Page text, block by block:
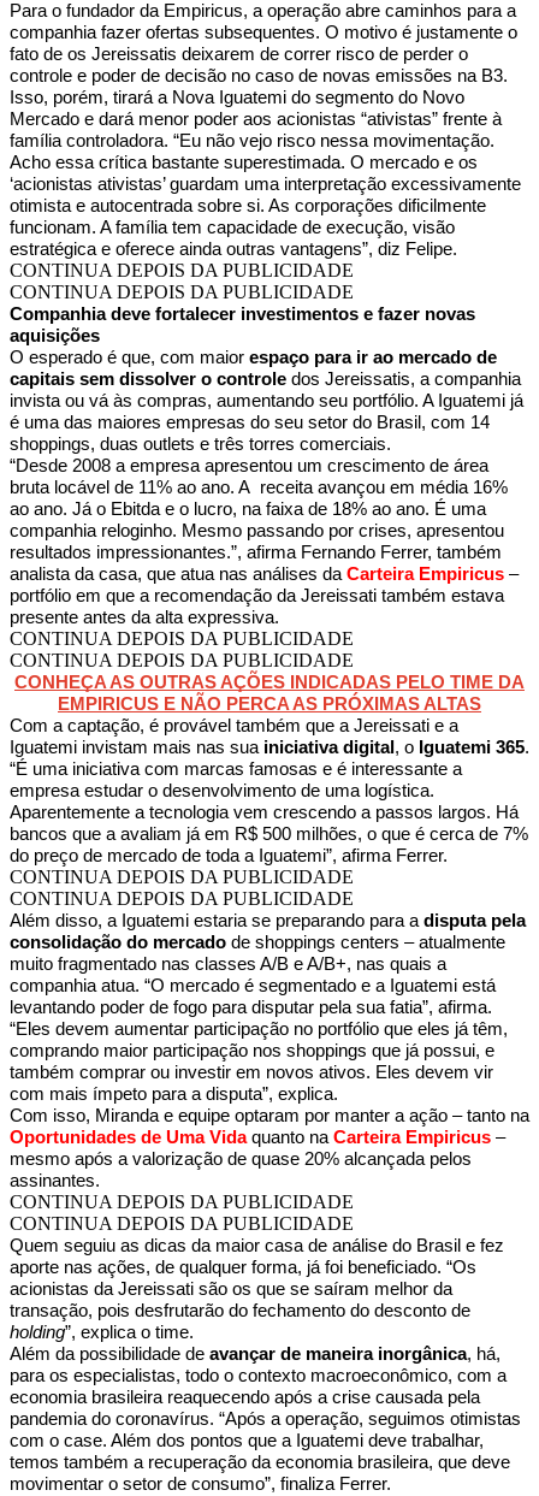
Para o fundador da Empiricus, a operação abre caminhos para a
companhia fazer ofertas subsequentes. O motivo é justamente o
fato de os Jereissatis deixarem de correr risco de perder o
controle e poder de decisão no caso de novas emissões na B3.
Isso, porém, tirará a Nova Iguatemi do segmento do Novo
Mercado e dará menor poder aos acionistas “ativistas” frente à
família controladora. “Eu não vejo risco nessa movimentação.
Acho essa crítica bastante superestimada. O mercado e os
‘acionistas ativistas’ guardam uma interpretação excessivamente
otimista e autocentrada sobre si. As corporações dificilmente
funcionam. A família tem capacidade de execução, visão
estratégica e oferece ainda outras vantagens”, diz Felipe.
CONTINUA DEPOIS DA PUBLICIDADE
CONTINUA DEPOIS DA PUBLICIDADE
Companhia deve fortalecer investimentos e fazer novas
aquisições
O esperado é que, com maior espaço para ir ao mercado de
capitais sem dissolver o controle dos Jereissatis, a companhia
invista ou vá às compras, aumentando seu portfólio. A Iguatemi já
é uma das maiores empresas do seu setor do Brasil, com 14
shoppings, duas outlets e três torres comerciais.
“Desde 2008 a empresa apresentou um crescimento de área
bruta locável de 11% ao ano. A receita avançou em média 16%
ao ano. Já o Ebitda e o lucro, na faixa de 18% ao ano. É uma
companhia reloginho. Mesmo passando por crises, apresentou
resultados impressionantes.”, afirma Fernando Ferrer, também
analista da casa, que atua nas análises da Carteira Empiricus –
portfólio em que a recomendação da Jereissati também estava
presente antes da alta expressiva.
CONTINUA DEPOIS DA PUBLICIDADE
CONTINUA DEPOIS DA PUBLICIDADE
CONHEÇA AS OUTRAS AÇÕES INDICADAS PELO TIME DA
EMPIRICUS E NÃO PERCA AS PRÓXIMAS ALTAS
Com a captação, é provável também que a Jereissati e a
Iguatemi invistam mais nas sua iniciativa digital , o Iguatemi 365.
“É uma iniciativa com marcas famosas e é interessante a
empresa estudar o desenvolvimento de uma logística.
Aparentemente a tecnologia vem crescendo a passos largos. Há
bancos que a avaliam já em R$ 500 milhões, o que é cerca de 7%
do preço de mercado de toda a Iguatemi”, afirma Ferrer.
CONTINUA DEPOIS DA PUBLICIDADE
CONTINUA DEPOIS DA PUBLICIDADE
Além disso, a Iguatemi estaria se preparando para a disputa pela
consolidação do mercado de shoppings centers – atualmente
muito fragmentado nas classes A/B e A/B+, nas quais a
companhia atua. “O mercado é segmentado e a Iguatemi está
levantando poder de fogo para disputar pela sua fatia”, afirma.
“Eles devem aumentar participação no portfólio que eles já têm,
comprando maior participação nos shoppings que já possui, e
também comprar ou investir em novos ativos. Eles devem vir
com mais ímpeto para a disputa”, explica.
Com isso, Miranda e equipe optaram por manter a ação – tanto na
Oportunidades de Uma Vidaquanto na Carteira Empiricus –
mesmo após a valorização de quase 20% alcançada pelos
assinantes.
CONTINUA DEPOIS DA PUBLICIDADE
CONTINUA DEPOIS DA PUBLICIDADE
Quem seguiu as dicas da maior casa de análise do Brasil e fez
aporte nas ações, de qualquer forma, já foi beneficiado. “Os
acionistas da Jereissati são os que se saíram melhor da
transação, pois desfrutarão do fechamento do desconto de
holding”, explica o time.
Além da possibilidade de avançar de maneira inorgânica, há,
para os especialistas, todo o contexto macroeconômico, com a
economia brasileira reaquecendo após a crise causada pela
pandemia do coronavírus. “Após a operação, seguimos otimistas
com o case. Além dos pontos que a Iguatemi deve trabalhar,
temos também a recuperação da economia brasileira, que deve
movimentar o setor de consumo”, finaliza Ferrer.